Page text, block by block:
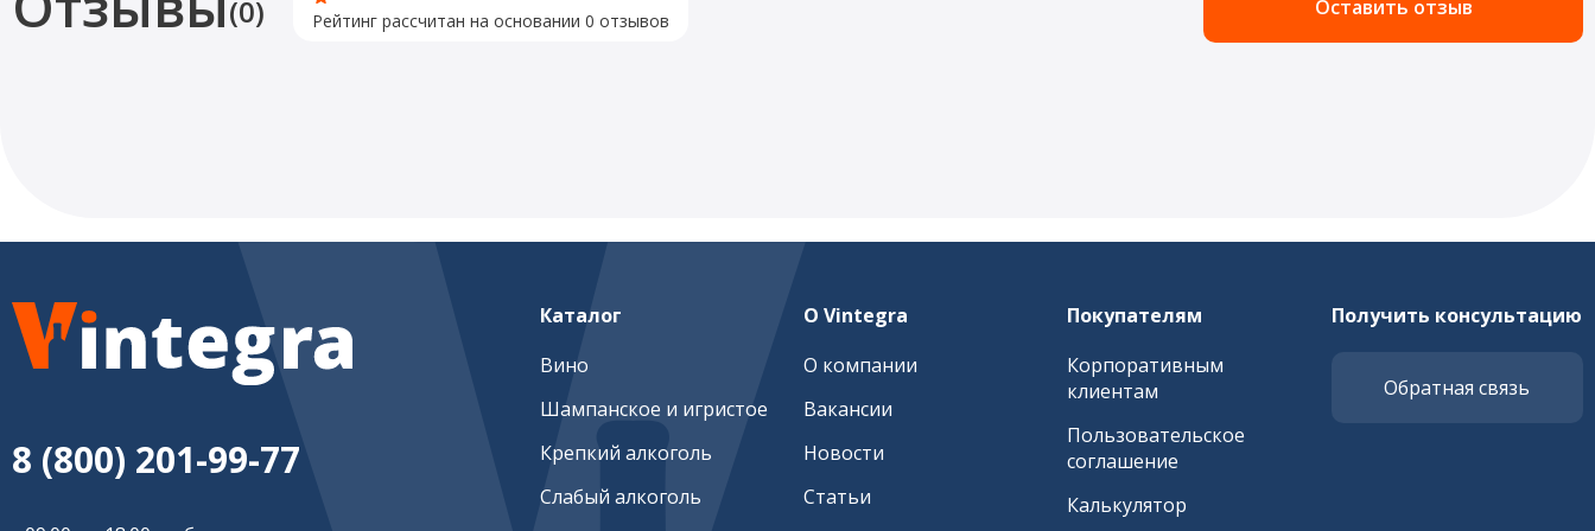
(0) Рейтинг рассчитан на основании 0 отзывов Оставить отзыв
8 (800) 201-99-77
Каталог
Вино
Шампанское и игристое
Крепкий алкоголь
Слабый алкоголь
О Vintegra
О компании
Вакансии
Новости
Статьи
Покупателям
Корпоративным
клиентам
Пользовательское
соглашение
Калькулятор
Получить консультацию
Обратная связь